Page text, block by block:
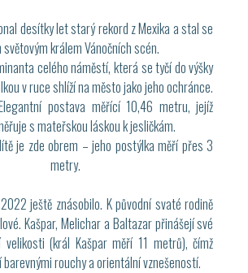
desítky let starý rekord z Mexika a stal se
světovým králem Vánočních scén.
celého náměstí, která se tyčí do výšky
v ruce shlíží na město jako jeho ochránce.
postava měřící 10,46 metru, jejíž
s mateřskou láskou k jesličkám.
je zde obrem – jeho postýlka měří přes 3
metry.
ještě znásobilo. K původní svaté rodině
Kašpar, Melichar a Baltazar přinášejí své
velikosti (král Kašpar měří 11 metrů), čímž
rouchy a orientální vznešeností.